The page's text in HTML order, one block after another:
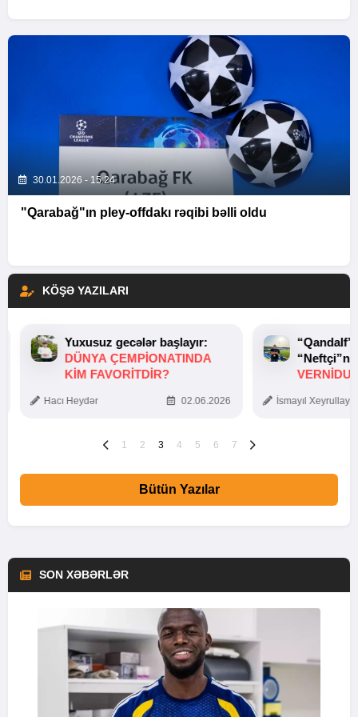
30.01.2026 - 15:24
"Qarabağ"ın pley-offdakı rəqibi bəlli oldu
KÖŞƏ YAZILARI
Yuxusuz gecələr başlayır:
DÜNYA ÇEMPIONATINDA
KIM FAVORITDIR?
Hacı Heydər 02.06.2026 İsmayıl
1 2 3 4 5 6 7
Bütün Yazılar
SON XƏBƏRLƏR